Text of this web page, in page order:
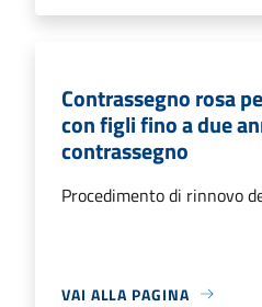
Contrassegno rosa
con figli fino a due
contrassegno
Procedimento di rinnovo
VAI ALLA PAGINA